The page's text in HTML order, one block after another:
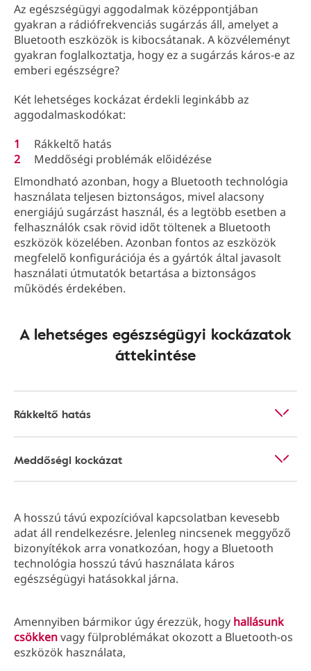
Az egészségügyi aggodalmak középpontjában
gyakran a rádiófrekvenciás sugárzás áll, amelyet a
Bluetooth eszközök is kibocsátanak. A közvéleményt
gyakran foglalkoztatja, hogy ez a sugárzás káros-e az
emberi egészségre?
Két lehetséges kockázat érdekli leginkább az
aggodalmaskodókat:
Rákkeltő hatás
Meddőségi problémák előidézése
Elmondható azonban, hogy a Bluetooth technológia
használata teljesen biztonságos, mivel alacsony
energiájú sugárzást használ, és a legtöbb esetben a
felhasználók csak rövid időt töltenek a Bluetooth
eszközök közelében. Azonban fontos az eszközök
megfelelő konfigurációja és a gyártók által javasolt
használati útmutatók betartása a biztonságos
működés érdekében.
A lehetséges egészségügyi kockázatok
áttekintése
Rákkeltő hatás
Meddőségi kockázat
A hosszú távú expozícióval kapcsolatban kevesebb
adat áll rendelkezésre. Jelenleg nincsenek meggyőző
bizonyítékok arra vonatkozóan, hogy a Bluetooth
technológia hosszú távú használata káros
egészségügyi hatásokkal járna.
Amennyiben bármikor úgy érezzük, hogy hallásunk
csökkenvagy fülproblémákat okozott a Bluetooth-os
eszközök használata,